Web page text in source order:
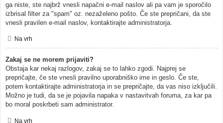
ga niste, ste najbrž vnesli napačni e-mail naslov ali pa vam je sporočilo
izbrisal filter za "spam" oz. nezaželeno pošto. Če ste prepričani, da ste
vnesli pravilen e-mail naslov, kontaktirajte administratorja.
Na vrh
Zakaj se ne morem prijaviti?
Obstaja kar nekaj razlogov, zakaj se to lahko zgodi. Najprej se
prepričajte, če ste vnesli pravilno uporabniško ime in geslo. Če ste,
potem kontaktirajte administratorja in se prepričajte, da vas niso izključili.
Možno je tudi, da se je pojavila napaka v nastavitvah foruma, za kar pa
bo moral poskrbeti sam administrator.
Na vrh